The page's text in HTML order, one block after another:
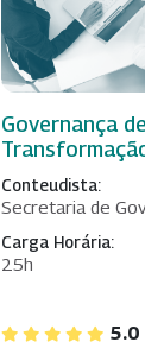
Governança
Conteudista:
Secretaria de
Carga Horária:
25h
5.0